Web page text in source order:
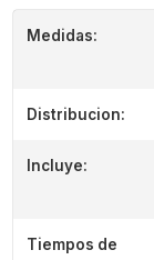
Medidas:
Distribucion:
Incluye:
Tiempos de